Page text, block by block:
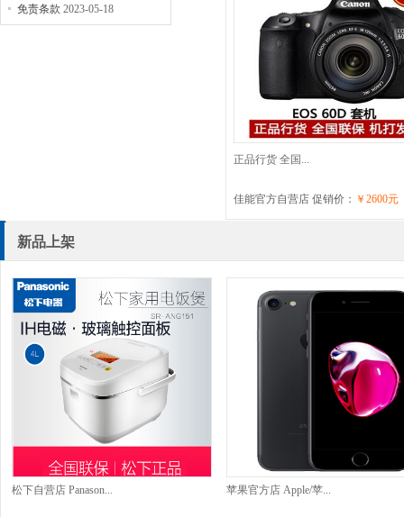
免责条款 2023-05-18
正品行货 全国...
佳能官方自营店 促销价： ￥2600元
新品上架
松下自营店 Panason... 苹果官方店 Apple/苹...